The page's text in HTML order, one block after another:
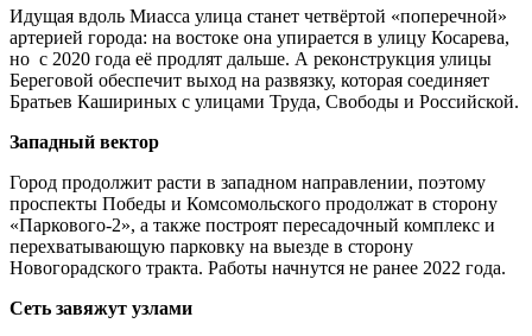
Идущая вдоль Миасса улица станет четвёртой «поперечной»
артерией города: на востоке она упирается в улицу Косарева,
но с 2020 года её продлят дальше. А реконструкция улицы
Береговой обеспечит выход на развязку, которая соединяет
Братьев Кашириных с улицами Труда, Свободы и Российской.
Западный вектор
Город продолжит расти в западном направлении, поэтому
проспекты Победы и Комсомольского продолжат в сторону
«Паркового-2», а также построят пересадочный комплекс и
перехватывающую парковку на выезде в сторону
Новогорадского тракта. Работы начнутся не ранее 2022 года.
Сеть завяжут узлами